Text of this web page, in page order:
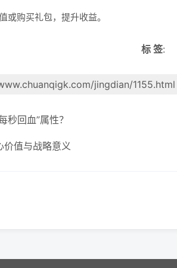
购买礼包，提升收益。
标 签:
jingdian/1155.html
秒回血”属性？
价值与战略意义